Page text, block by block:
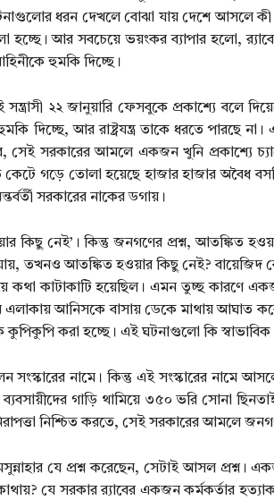
ধরন দেখলে বোঝা যায় দেশে আসলে কী
আর সবচেয়ে ভয়ংকর ব্যাপার হলো,
হুমকি দিচ্ছে।
সন্ত্রাসী ২২ জানুয়ারি ফেসবুকে প্রকাশ্যে বলে
দিচ্ছে, আর রাষ্ট্রযন্ত্র তাকে ধরতে পারছে
সেই সরকারের আমলে একজন খুনি প্রকাশ্যে
কেটে গড়ে তোলা হয়েছে হাজার হাজার অবৈধ
সরকারের নাকের ডগায়।
কিছু নেই’। কিন্তু জনগণের প্রশ্ন, আতঙ্কিত
তখনও আতঙ্কিত হওয়ার কিছু নেই? বায়েজিদ
কথা কাটাকাটি হয়েছিল। এমন তুচ্ছ কারণে
এলাকায় আনিসকে বাসায় ডেকে মাথায় আঘাত
করা হচ্ছে। এই ঘটনাগুলো কি স্বাভাবিক
নামে। কিন্তু এই সংস্কারের নামে
গাড়ি থামিয়ে ৩৫০ ভরি সোনা
নিশ্চিত করতে, সেই সরকারের আমলে
যে প্রশ্ন করেছেন, সেটাই আসল
যে সরকার র‍্যাবের একজন কর্মকর্তার